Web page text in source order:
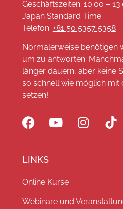
Geschäftszeiten: 10:00 –
Japan Standard Time
Telefon: +81 50 5357 5358
Normalerweise benötigen
um zu antworten.
länger dauern, aber keine
so schnell wie möglich mit
setzen!
LINKS
Online Kurse
Webinare und